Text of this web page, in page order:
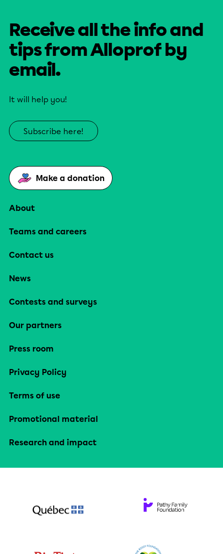
Receive all the info and
tips from Alloprof by
email.
It will help you!
Subscribe here!
Make a donation
About
Teams and careers
Contact us
News
Contests and surveys
Our partners
Press room
Privacy Policy
Terms of use
Promotional material
Research and impact